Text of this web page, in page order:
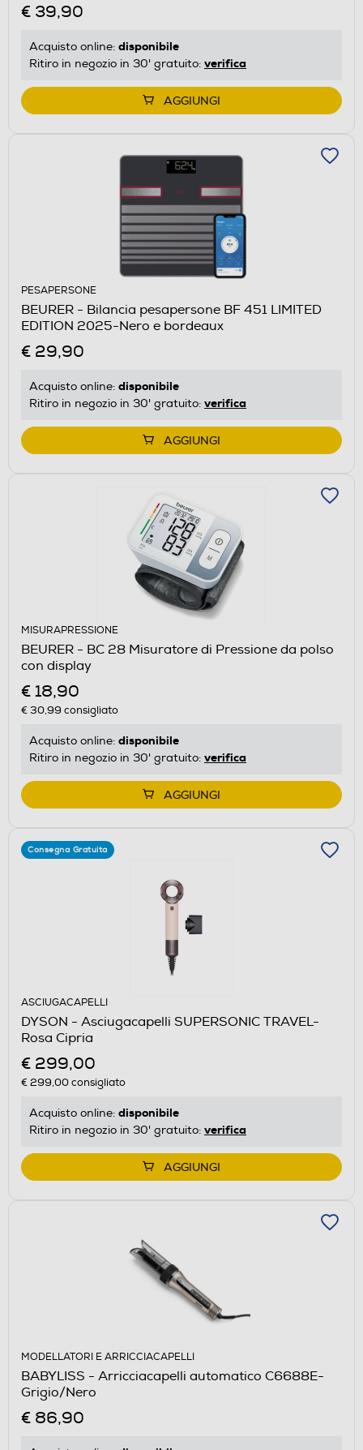
€ 39,90
Acquisto online: disponibile
Ritiro in negozio in 30' gratuito: verifica
AGGIUNGI
PESAPERSONE
BEURER - Bilancia pesapersone BF 451 LIMITED
EDITION 2025-Nero e bordeaux
€ 29,90
Acquisto online: disponibile
Ritiro in negozio in 30' gratuito: verifica
AGGIUNGI
MISURAPRESSIONE
BEURER - BC 28 Misuratore di Pressione da polso
con display
€ 18,90
€ 30,99 consigliato
Acquisto online: disponibile
Ritiro in negozio in 30' gratuito: verifica
AGGIUNGI
Consegna Gratuita
ASCIUGACAPELLI
DYSON - Asciugacapelli SUPERSONIC TRAVEL-
Rosa Cipria
€ 299,00
€ 299,00consigliato
Acquisto online: disponibile
Ritiro in negozio in 30' gratuito: verifica
AGGIUNGI
MODELLATORI E ARRICCIACAPELLI
BABYLISS - Arricciacapelli automatico C6688E-
Grigio/Nero
€ 86,90